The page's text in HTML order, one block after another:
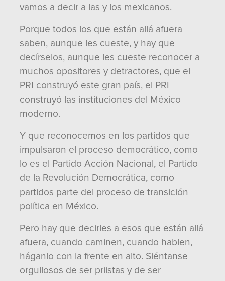
vamos a decir a las y los mexicanos.
Porque todos los que están allá afuera
saben, aunque les cueste, y hay que
decírselos, aunque les cueste reconocer a
muchos opositores y detractores, que el
PRI construyó este gran país, el PRI
construyó las instituciones del México
moderno.
Y que reconocemos en los partidos que
impulsaron el proceso democrático, como
lo es el Partido Acción Nacional, el Partido
de la Revolución Democrática, como
partidos parte del proceso de transición
política en México.
Pero hay que decirles a esos que están allá
afuera, cuando caminen, cuando hablen,
háganlo con la frente en alto. Siéntanse
orgullosos de ser priistas y de ser